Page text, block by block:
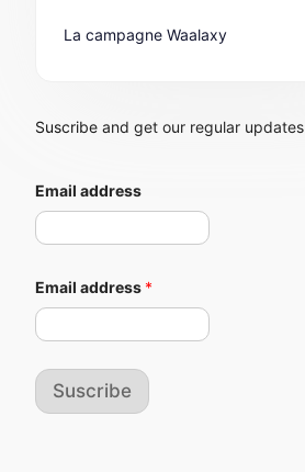
La campagne Waalaxy
Suscribe and get our regular updates
Email address
Email address *
Suscribe